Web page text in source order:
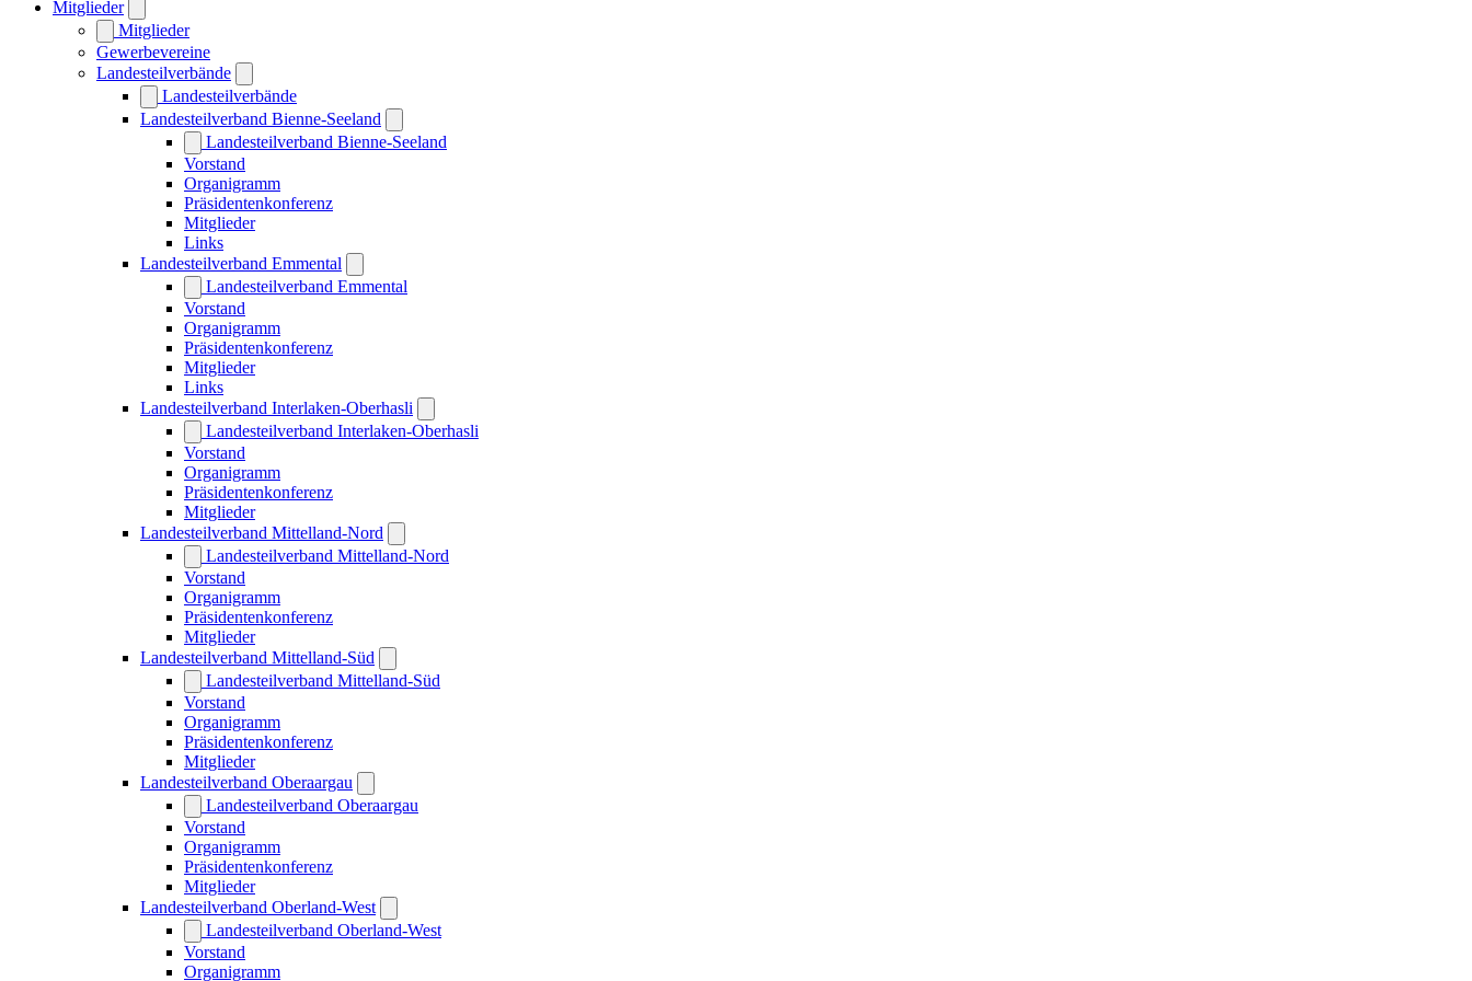
Mitglieder
Mitglieder
Gewerbevereine
Landesteilverbände
Landesteilverbände
Landesteilverband Bienne-Seeland
Landesteilverband Bienne-Seeland
Vorstand
Organigramm
Präsidentenkonferenz
Mitglieder
Links
Landesteilverband Emmental
Landesteilverband Emmental
Vorstand
Organigramm
Präsidentenkonferenz
Mitglieder
Links
Landesteilverband Interlaken-Oberhasli
Landesteilverband Interlaken-Oberhasli
Vorstand
Organigramm
Präsidentenkonferenz
Mitglieder
Landesteilverband Mittelland-Nord
Landesteilverband Mittelland-Nord
Vorstand
Organigramm
Präsidentenkonferenz
Mitglieder
Landesteilverband Mittelland-Süd
Landesteilverband Mittelland-Süd
Vorstand
Organigramm
Präsidentenkonferenz
Mitglieder
Landesteilverband Oberaargau
Landesteilverband Oberaargau
Vorstand
Organigramm
Präsidentenkonferenz
Mitglieder
Landesteilverband Oberland-West
Landesteilverband Oberland-West
Vorstand
Organigramm